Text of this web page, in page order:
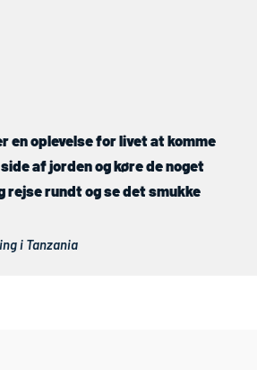
en oplevelse for livet at komme
af jorden og køre de noget
rejse rundt og se det smukke
i Tanzania